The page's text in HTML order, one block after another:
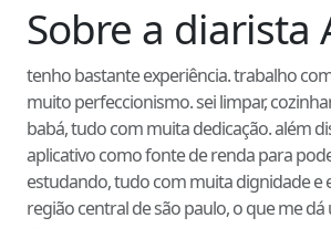
Sobre a diarista
tenho bastante experiência. trabalho
muito perfeccionismo. sei limpar,
babá, tudo com muita dedicação. além
aplicativo como fonte de renda para
estudando, tudo com muita dignidade e
região central de são paulo, o que me